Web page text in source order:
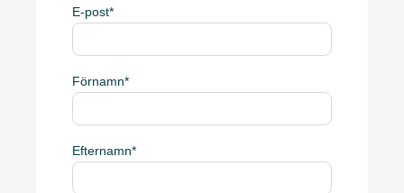
E-post*
Förnamn*
Efternamn*